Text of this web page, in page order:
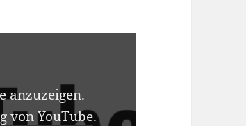
anzuzeigen.
von YouTube.